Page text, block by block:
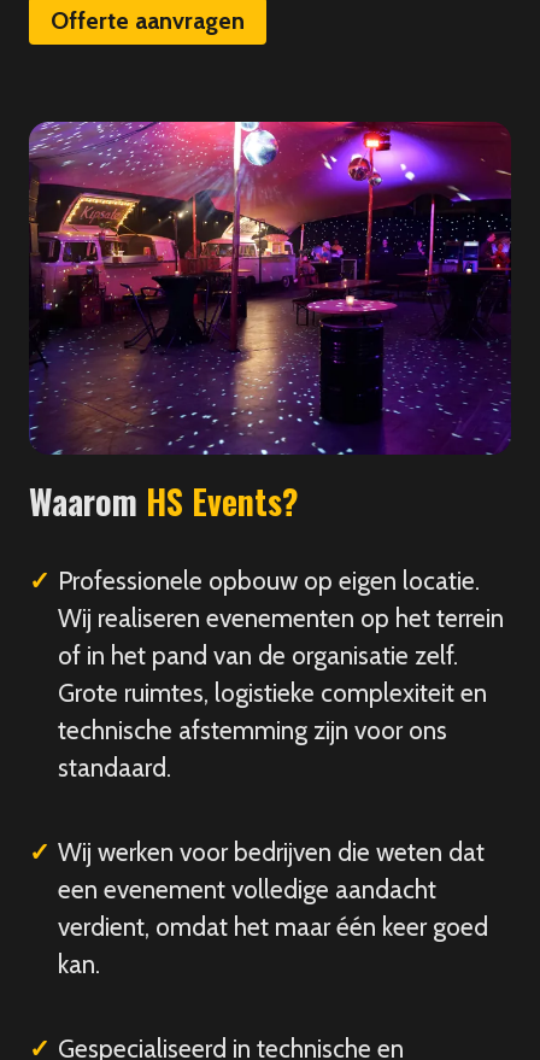
Offerte aanvragen
Waarom HS Events?
Professionele opbouw op eigen locatie.
Wij realiseren evenementen op het terrein
of in het pand van de organisatie zelf.
Grote ruimtes, logistieke complexiteit en
technische afstemming zijn voor ons
standaard.
Wij werken voor bedrijven die weten dat
een evenement volledige aandacht
verdient, omdat het maar één keer goed
kan.
Gespecialiseerd in technische en